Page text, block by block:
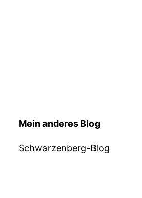
Mein anderes Blog
Schwarzenberg-Blog